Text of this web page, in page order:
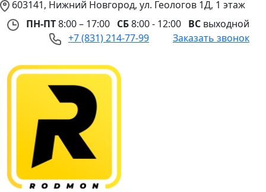
603141, Нижний Новгород, ул. Геологов 1Д, 1 этаж
ПН-ПТ8:00 – 17:00 СБ8:00 - 12:00 ВС выходной
+7 (831) 214-77-99
Заказать звонок